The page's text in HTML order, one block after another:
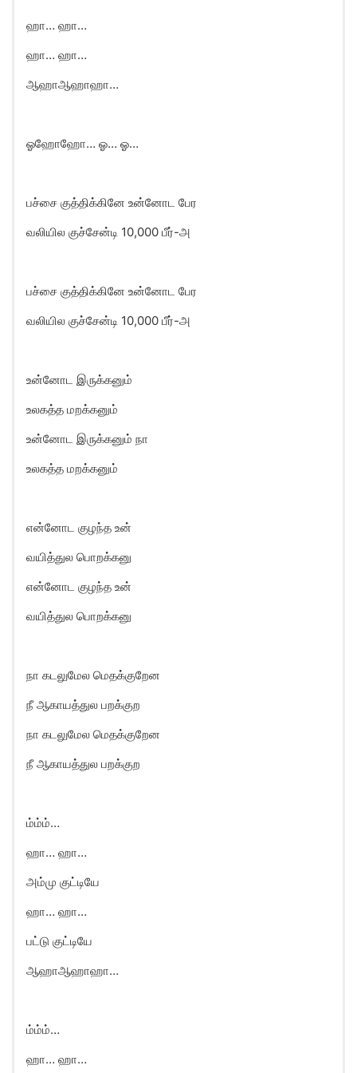
ஹா… ஹா…
ஹா… ஹா…
ஆஹாஆஹாஹா…
ஓஹோஹோ… ஓ… ஓ…
பச்சை குத்திக்கினே உன்னோட பேர
வலியில குச்சேன்டி 10,000 பீர்-அ
பச்சை குத்திக்கினே உன்னோட பேர
வலியில குச்சேன்டி 10,000 பீர்-அ
உன்னோட இருக்கனும்
உலகத்த மறக்கனும்
உன்னோட இருக்கனும் நா
உலகத்த மறக்கனும்
என்னோட குழந்த உன்
வயித்துல பொறக்கனு
என்னோட குழந்த உன்
வயித்துல பொறக்கனு
நா கடலுமேல மெதக்குறேன
நீ ஆகாயத்துல பறக்குற
நா கடலுமேல மெதக்குறேன
நீ ஆகாயத்துல பறக்குற
ம்ம்ம்…
ஹா… ஹா…
அம்மு குட்டியே
ஹா… ஹா…
பட்டு குட்டியே
ஆஹாஆஹாஹா…
ம்ம்ம்…
ஹா… ஹா…